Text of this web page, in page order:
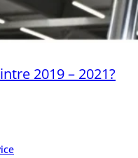
2019 – 2021?